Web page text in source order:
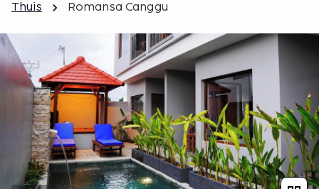
Thuis Romansa Canggu